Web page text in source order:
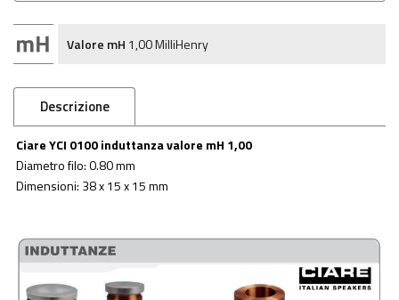
Valore mH 1,00 MilliHenry
Descrizione
Ciare YCI 0100 induttanza valore mH 1,00
Diametro filo: 0.80 mm
Dimensioni: 38 x 15 x 15 mm